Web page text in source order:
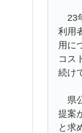
23
利用
用に
コス
続け
県
提案
と求